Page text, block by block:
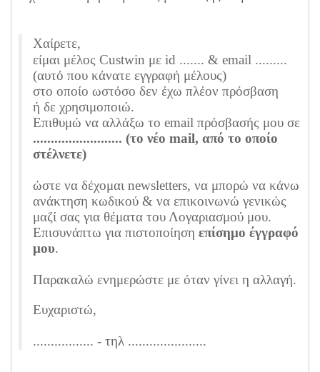
Χαίρετε,
είμαι μέλος Custwin με id ....... & email .........
(αυτό που κάνατε εγγραφή μέλους)
στο οποίο ωστόσο δεν έχω πλέον πρόσβαση
ή δε χρησιμοποιώ.
Επιθυμώ να αλλάξω το email πρόσβασής μου σε
......................... (το νέο mail, από το οποίο
στέλνετε)
ώστε να δέχομαι newsletters, να μπορώ να κάνω
ανάκτηση κωδικού & να επικοινωνώ γενικώς
μαζί σας για θέματα του Λογαριασμού μου.
Επισυνάπτω για πιστοποίηση επίσημο έγγραφό
μου.
Παρακαλώ ενημερώστε με όταν γίνει η αλλαγή.
Ευχαριστώ,
................. - τηλ ......................